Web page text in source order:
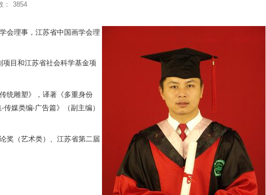
： 3854
会理事，江苏省中国画学会理
项目和江苏省社会科学基金项
统雕塑》 ， 译著《多重身份
·传媒类编·广告篇》（副主编）
奖（艺术类）、江苏省第二届